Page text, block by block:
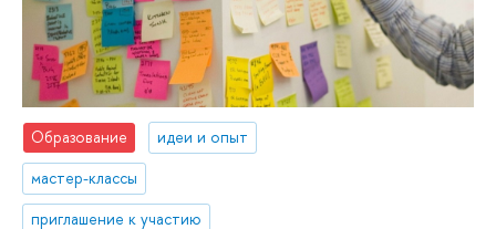
Образование
идеи и опыт
мастер-классы
приглашение к участию